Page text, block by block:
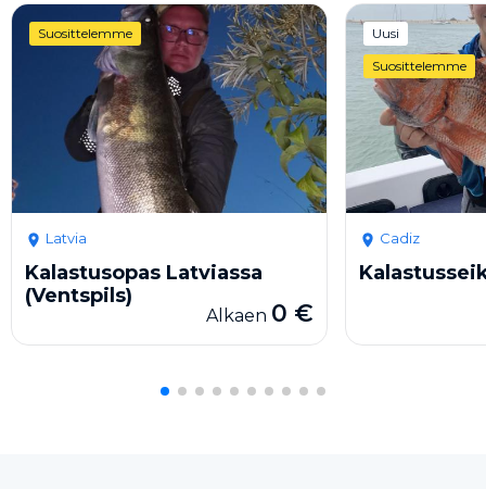
Suosittelemme
Latvia
Kalastusopas Latviassa
(Ventspils)
Alkaen 0 €
Uusi
Suosittelemme
Cadiz